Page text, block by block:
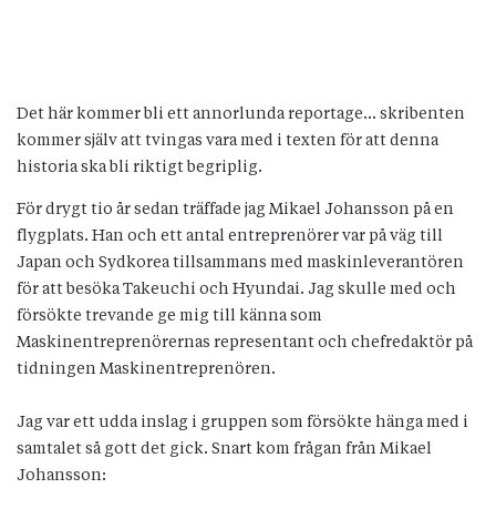
Det här kommer bli ett annorlunda reportage… skribenten
kommer själv att tvingas vara med i texten för att denna
historia ska bli riktigt begriplig.
För drygt tio år sedan träffade jag Mikael Johansson på en
flygplats. Han och ett antal entreprenörer var på väg till
Japan och Sydkorea tillsammans med maskinleverantören
för att besöka Takeuchi och Hyundai. Jag skulle med och
försökte trevande ge mig till känna som
Maskinentreprenörernas representant och chefredaktör på
tidningen Maskinentreprenören.
Jag var ett udda inslag i gruppen som försökte hänga med i
samtalet så gott det gick. Snart kom frågan från Mikael
Johansson: